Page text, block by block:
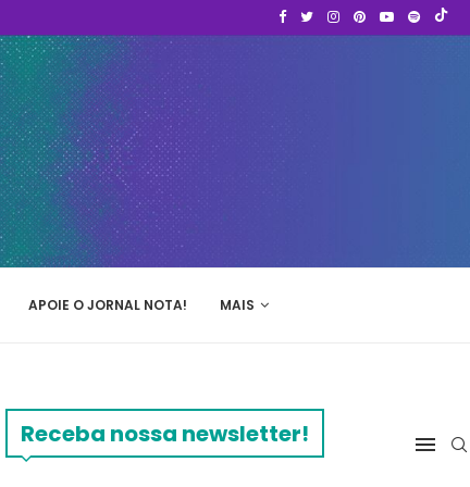
APOIE O JORNAL NOTA! MAIS
Receba nossa newsletter!